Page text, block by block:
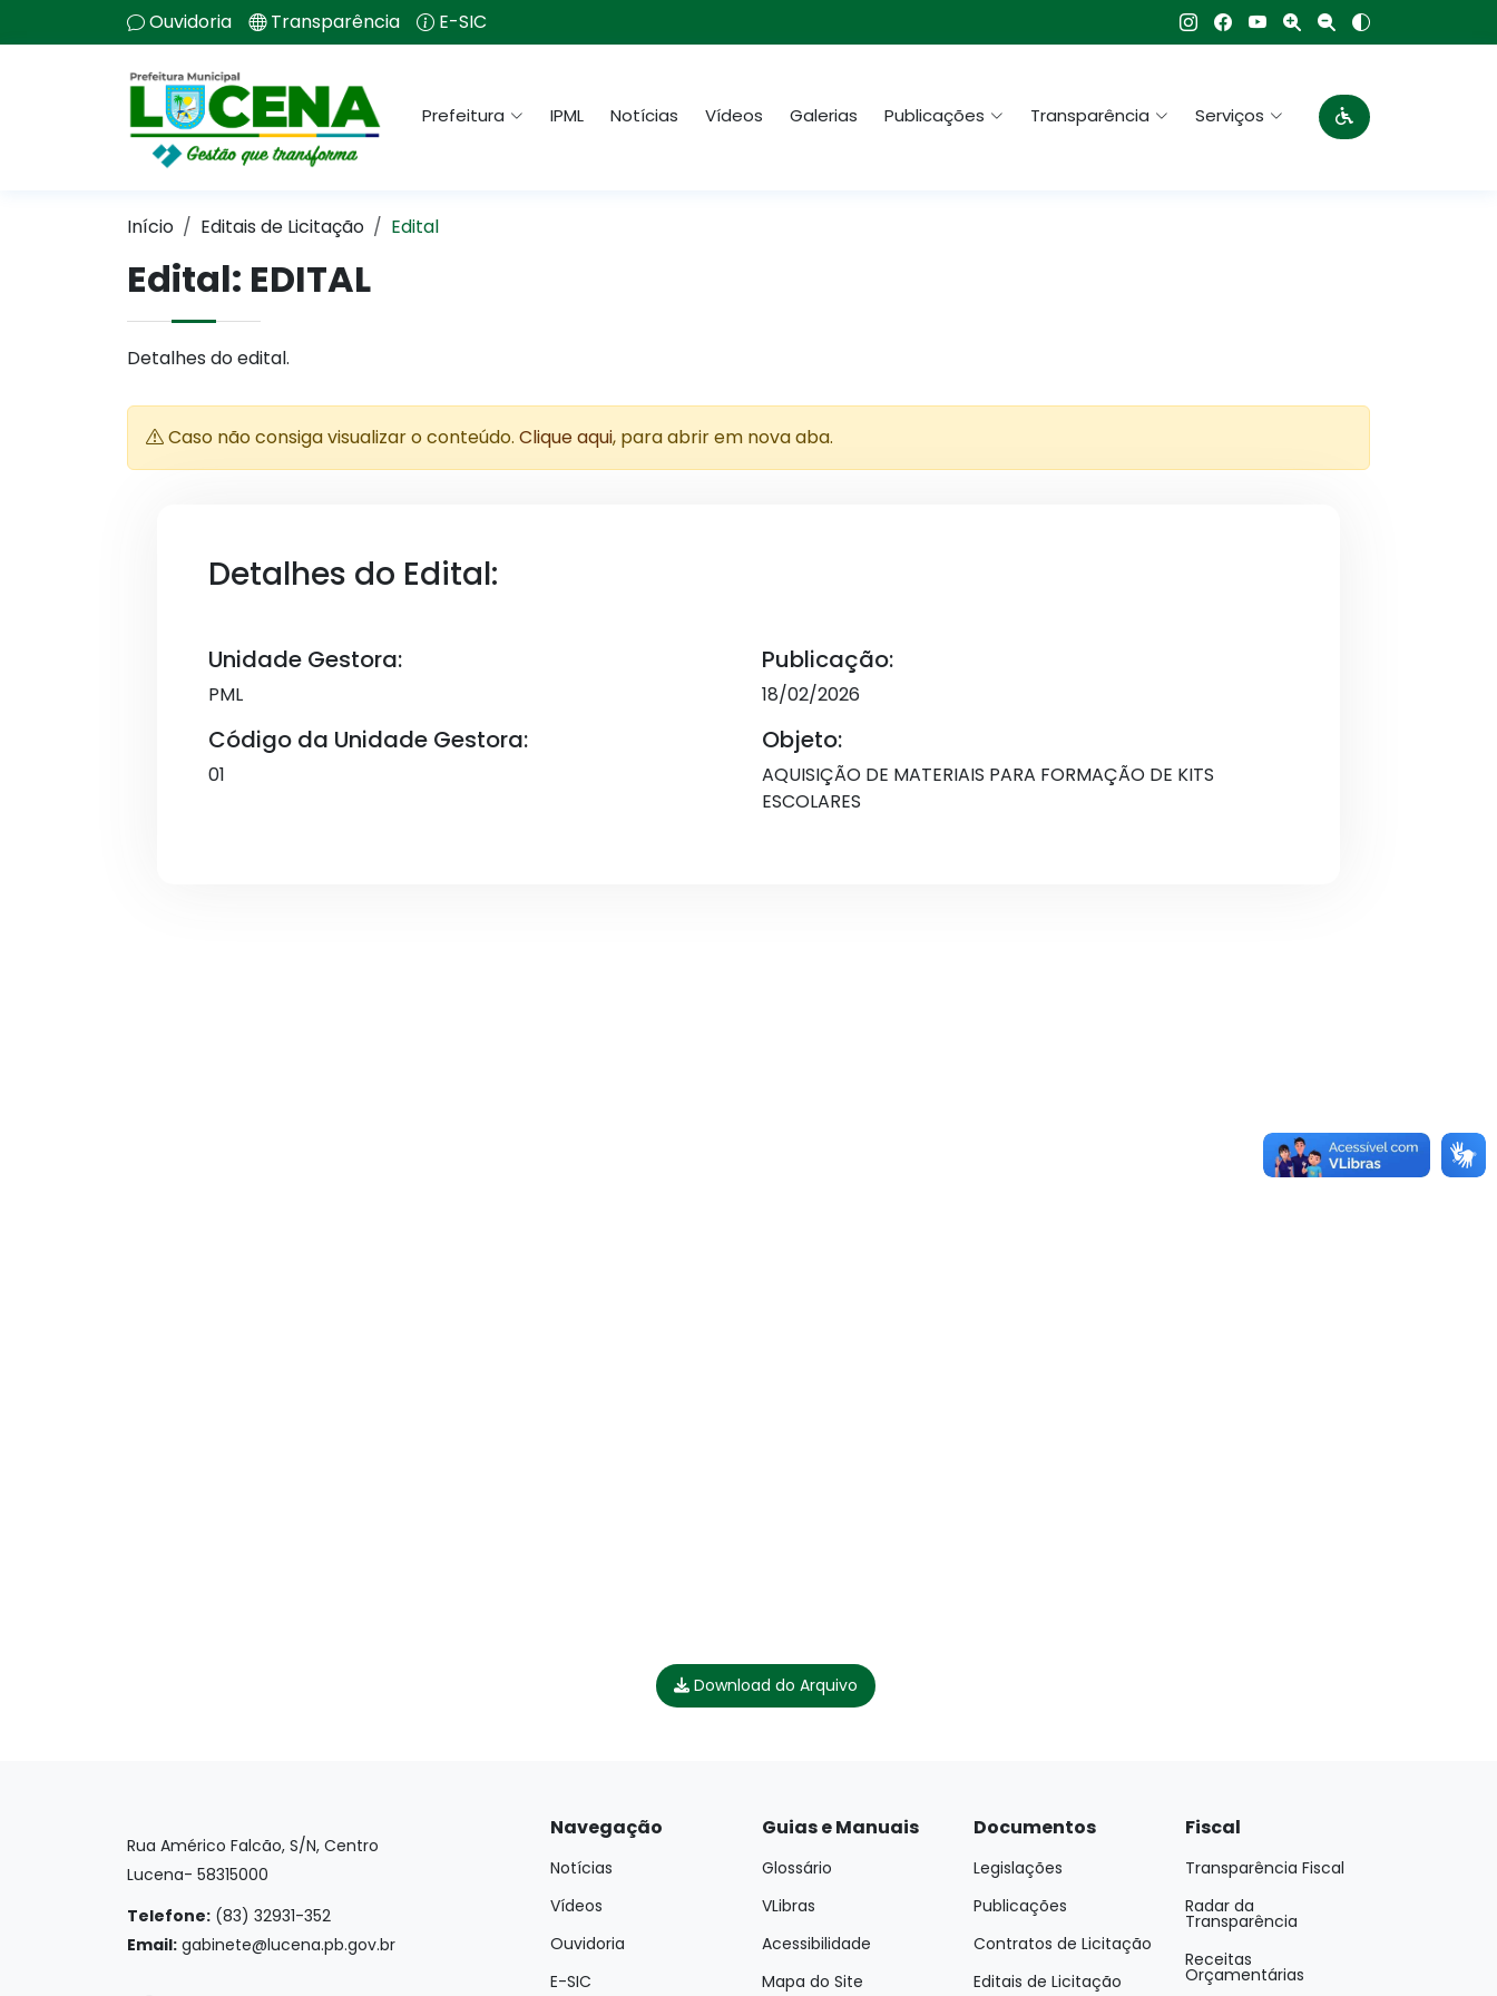
Ouvidoria Transparência E-SIC
Prefeitura IPML Notícias Vídeos Galerias Publicações Transparência Serviços
Início Editais de Licitação Edital
Edital: EDITAL
Detalhes do edital.
Caso não consiga visualizar o conteúdo. Clique aqui, para abrir em nova aba.
Detalhes do Edital:
Unidade Gestora:
PML
Código da Unidade Gestora:
01
Publicação:
18/02/2026
Objeto:
AQUISIÇÃO DE MATERIAIS PARA FORMAÇÃO DE KITS
ESCOLARES
Download do Arquivo
Rua Américo Falcão, S/N, Centro
Lucena- 58315000
Telefone: (83) 32931-352
Email: gabinete@lucena.pb.gov.br
Navegação
Notícias
Vídeos
Ouvidoria
E-SIC
Guias e Manuais
Glossário
VLibras
Acessibilidade
Mapa do Site
Documentos
Legislações
Publicações
Contratos de Licitação
Editais de Licitação
Fiscal
Transparência Fiscal
Radar da
Transparência
Receitas
Orçamentárias